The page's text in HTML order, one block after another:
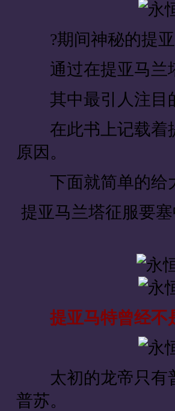
?期间神秘的提亚
通过在提亚马兰塔
其中最引人注目的
在此书上记载着提
原因。
下面就简单的给
提亚马兰塔
提亚马特曾经不
太初的龙帝只有普
普苏。